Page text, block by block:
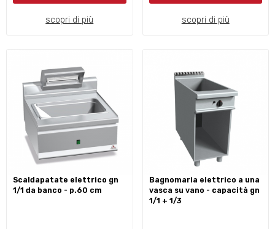
scopri di più scopri di più
scaldapatate elettrico gn
1/1 da banco - p.60 cm
bagnomaria elettrico a una
vasca su vano - capacità gn
1/1 + 1/3